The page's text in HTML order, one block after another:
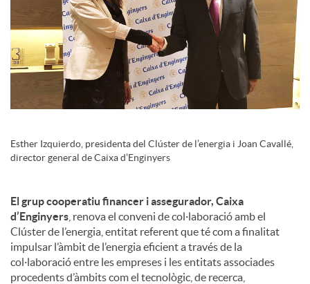
Esther Izquierdo, presidenta del Clúster de l’energia i Joan Cavallé,
director general de Caixa d’Enginyers
El grup cooperatiu financer i assegurador, Caixa
d’Enginyers , renova el conveni de col·laboració amb el
Clúster de l’energia, entitat referent que té com a finalitat
impulsar l’àmbit de l’energia eficient a través de la
col·laboració entre les empreses i les entitats associades
procedents d’àmbits com el tecnològic, de recerca,